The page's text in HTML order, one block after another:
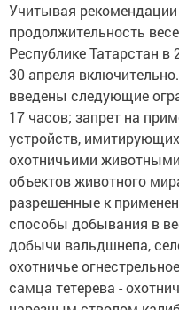
Учитывая
продолжительность
Республике Татарстан в
30 апреля
введены следующие
17 часов; запрет на
устройств,
охотничьими
объектов животного
разрешенные к
способы добывания в
добычи вальдшнепа,
охотничье
самца тетерева -